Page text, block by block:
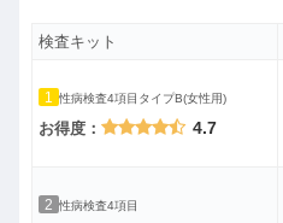
検査キット
1 性病検査4項目タイプB(女性用)
お得度： 4.7
2 性病検査4項目